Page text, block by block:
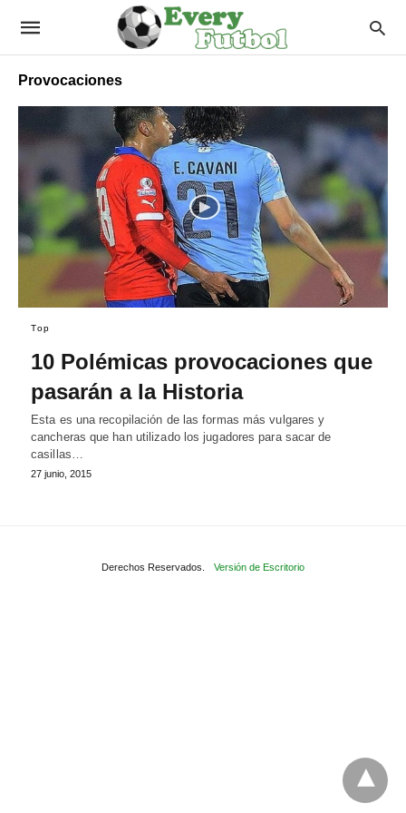
Provocaciones
Top
10 Polémicas provocaciones que
pasarán a la Historia
Esta es una recopilación de las formas más vulgares y
cancheras que han utilizado los jugadores para sacar de
casillas…
27 junio, 2015
Derechos Reservados. Versión de Escritorio